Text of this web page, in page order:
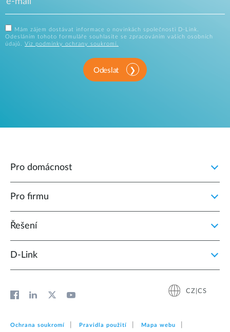
Mám zájem dostávat informace o novinkách společnosti D-Link.
Odesláním tohoto formuláře souhlasíte se zpracováním vašich osobních
údajů. Viz podmínky ochrany soukromí.
Odeslat
Pro domácnost
Pro firmu
Řešení
D‑Link
CZ|CS
Ochrana soukromí Pravidla použití Mapa webu